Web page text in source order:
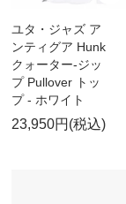
ユタ・ジャズ ア
ンティグア Hunk
クォーター-ジッ
プ Pullover トッ
プ - ホワイト
23,950円(税込)